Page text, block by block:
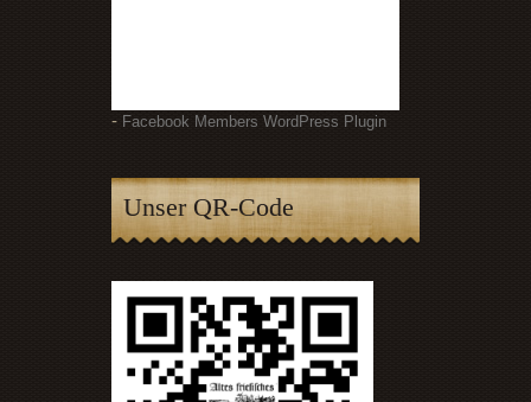
- Facebook Members WordPress Plugin
Unser QR-Code